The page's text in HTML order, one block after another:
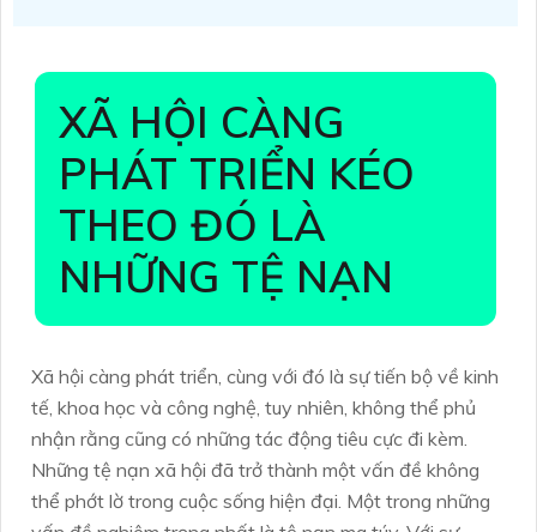
XÃ HỘI CÀNG
PHÁT TRIỂN KÉO
THEO ĐÓ LÀ
NHỮNG TỆ NẠN
Xã hội càng phát triển, cùng với đó là sự tiến bộ về kinh
tế, khoa học và công nghệ, tuy nhiên, không thể phủ
nhận rằng cũng có những tác động tiêu cực đi kèm.
Những tệ nạn xã hội đã trở thành một vấn đề không
thể phớt lờ trong cuộc sống hiện đại. Một trong những